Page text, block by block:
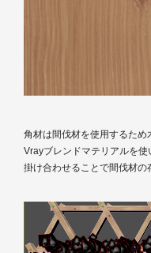
角材は間伐材を使用するため
Vrayブレンドマテリアルを
掛け合わせることで間伐材の